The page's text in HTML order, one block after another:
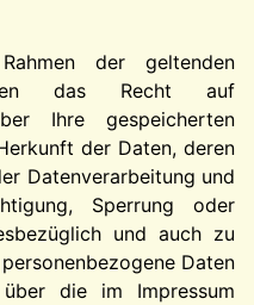
der geltenden
das Recht auf
Ihre gespeicherten
der Daten, deren
Datenverarbeitung und
Sperrung oder
und auch zu
Daten
die im Impressum